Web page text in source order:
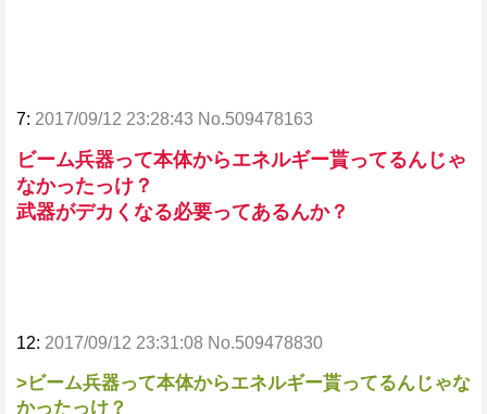
7: 2017/09/12 23:28:43 No.509478163
ビーム兵器って本体からエネルギー貰ってるんじゃ
なかったっけ？
武器がデカくなる必要ってあるんか？
12: 2017/09/12 23:31:08 No.509478830
>ビーム兵器って本体からエネルギー貰ってるんじゃな
かったっけ？